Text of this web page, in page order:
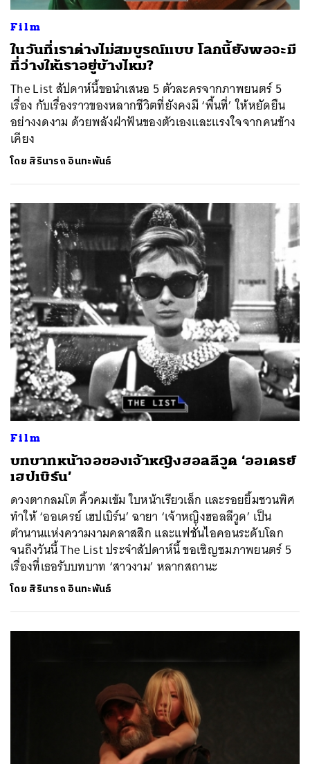
Film
ในวันที่เราต่างไม่สมบูรณ์แบบ โลกนี้ยังพอจะมี
ที่ว่างให้เราอยู่บ้างไหม?
The List สัปดาห์นี้ขอนำเสนอ 5 ตัวละครจากภาพยนตร์ 5
เรื่อง กับเรื่องราวของหลากชีวิตที่ยังคงมี ‘พื้นที่’ ให้หยัดยืน
อย่างงดงาม ด้วยพลังฝ่าฟันของตัวเองและแรงใจจากคนข้าง
เคียง
โดย สิรินารถ อินทะพันธ์
Film
บทบาทหน้าจอของเจ้าหญิงฮอลลีวูด ‘ออเดรย์
เฮปเบิร์น’
ดวงตากลมโต คิ้วคมเข้ม ใบหน้าเรียวเล็ก และรอยยิ้มชวนพิศ
ทำให้ ‘ออเดรย์ เฮปเบิร์น’ ฉายา ‘เจ้าหญิงฮอลลีวูด’ เป็น
ตำนานแห่งความงามคลาสสิก และแฟชั่นไอคอนระดับโลก
จนถึงวันนี้ The List ประจำสัปดาห์นี้ ขอเชิญชมภาพยนตร์ 5
เรื่องที่เธอรับบทบาท ‘สาวงาม’ หลากสถานะ
โดย สิรินารถ อินทะพันธ์